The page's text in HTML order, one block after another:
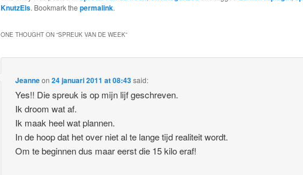
KnutzEls. Bookmark the permalink.
ONE THOUGHT ON “SPREUK VAN DE WEEK”
Jeanneon24 januari 2011 at 08:43said:
Yes!! Die spreuk is op mijn lijf geschreven.
Ik droom wat af.
Ik maak heel wat plannen.
In de hoop dat het over niet al te lange tijd realiteit wordt.
Om te beginnen dus maar eerst die 15 kilo eraf!